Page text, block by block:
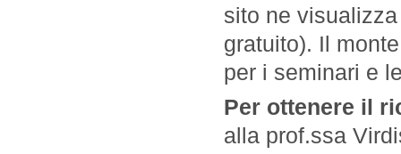
sito ne
gratuito). Il
per i seminari e
Per ottenere il
alla prof.ssa